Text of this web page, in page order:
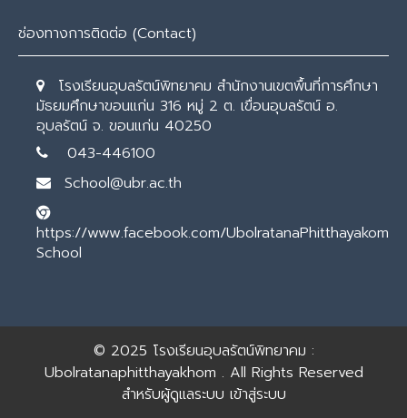
ช่องทางการติดต่อ (Contact)
โรงเรียนอุบลรัตน์พิทยาคม สำนักงานเขตพื้นที่การศึกษา
มัธยมศึกษาขอนแก่น 316 หมู่ 2 ต. เขื่อนอุบลรัตน์ อ.
อุบลรัตน์ จ. ขอนแก่น 40250
043-446100
School@ubr.ac.th
https://www.facebook.com/UbolratanaPhitthayakom
School
© 2025 โรงเรียนอุบลรัตน์พิทยาคม :
Ubolratanaphitthayakhom . All Rights Reserved
สำหรับผู้ดูแลระบบ เข้าสู่ระบบ